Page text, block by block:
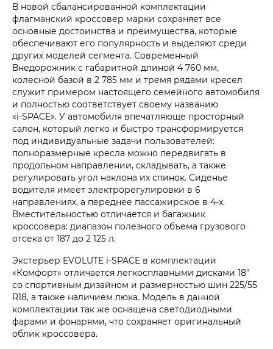
В новой сбалансированной комплектации
флагманский кроссовер марки сохраняет все
основные достоинства и преимущества, которые
обеспечивают его популярность и выделяют среди
других моделей сегмента. Современный
Внедорожник с габаритной длиной 4 760 мм,
колесной базой в 2 785 мм и тремя рядами кресел
служит примером настоящего семейного автомобиля
и полностью соответствует своему названию
«i‑SPACE». У автомобиля впечатляюще просторный
салон, который легко и быстро трансформируется
под индивидуальные задачи пользователей:
полноразмерные кресла можно передвигать в
продольном направлении, складывать, а также
регулировать угол наклона их спинок. Сиденье
водителя имеет электрорегулировки в 6
направлениях, а переднее пассажирское в 4-х.
Вместительностью отличается и багажник
кроссовера: диапазон полезного объема грузового
отсека от 187 до 2 125 л.
Экстерьер EVOLUTE i‑SPACE в комплектации
«Комфорт» отличается легкосплавными дисками 18"
со спортивным дизайном и размерностью шин 225/55
R18, а также наличием люка. Модель в данной
комплектации так же оснащена светодиодными
фарами и фонарями, что сохраняет оригинальный
облик кроссовера.